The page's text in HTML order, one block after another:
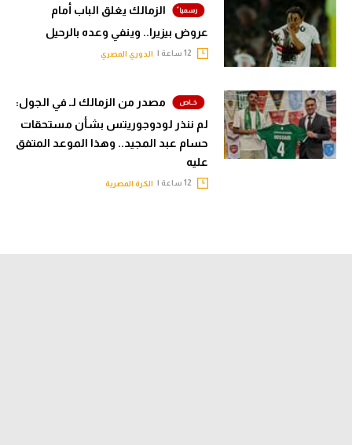
الزمالك يغلق الباب أمام
عروض بيزيرا.. وينفي وعده بالرحيل
الدوري المصري
مصدر من الزمالك لـ في الجول:
لم ننذر لودوجوريتس بشأن مستحقات
حسام عبد المجيد.. وهذا الموعد المتفق
عليه
الكرة المصرية